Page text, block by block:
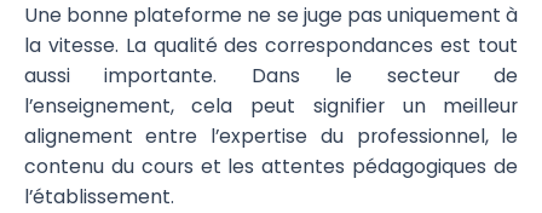
Une bonne plateforme ne se juge pas uniquement à
la vitesse. La qualité des correspondances est tout
aussi importante. Dans le secteur de
l’enseignement, cela peut signifier un meilleur
alignement entre l’expertise du professionnel, le
contenu du cours et les attentes pédagogiques de
l’établissement.